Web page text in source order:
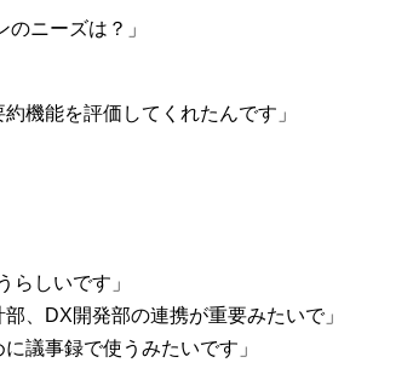
ニーズは？」
機能を評価してくれたんです」
らしいです」
、DX開発部の連携が重要みたいで」
議事録で使うみたいです」